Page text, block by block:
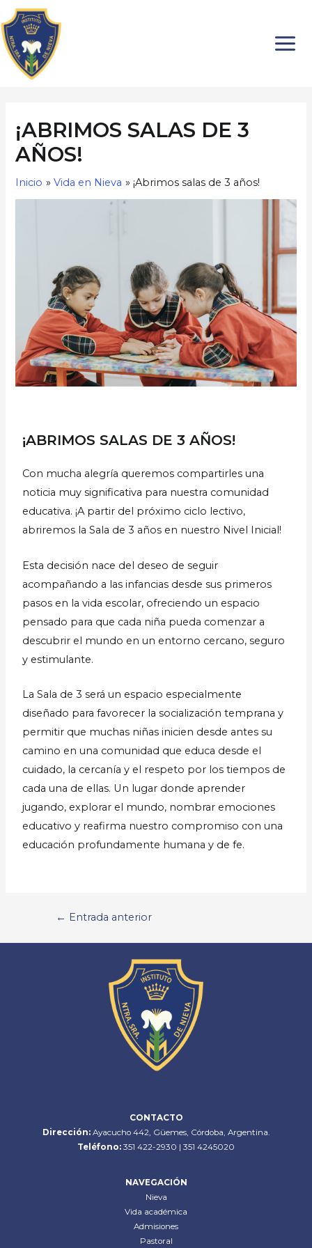
al
contenido
¡ABRIMOS SALAS DE 3
AÑOS!
Inicio Vida en Nieva ¡Abrimos salas de 3 años!
¡ABRIMOS SALAS DE 3 AÑOS!
Con mucha alegría queremos compartirles una
noticia muy significativa para nuestra comunidad
educativa. ¡A partir del próximo ciclo lectivo,
abriremos la Sala de 3 años en nuestro Nivel Inicial!
Esta decisión nace del deseo de seguir
acompañando a las infancias desde sus primeros
pasos en la vida escolar, ofreciendo un espacio
pensado para que cada niña pueda comenzar a
descubrir el mundo en un entorno cercano, seguro
y estimulante.
La Sala de 3 será un espacio especialmente
diseñado para favorecer la socialización temprana y
permitir que muchas niñas inicien desde antes su
camino en una comunidad que educa desde el
cuidado, la cercanía y el respeto por los tiempos de
cada una de ellas. Un lugar donde aprender
jugando, explorar el mundo, nombrar emociones
educativo y reafirma nuestro compromiso con una
educación profundamente humana y de fe.
Navegación
de
entradas
← Entrada anterior
CONTACTO
Dirección:Ayacucho 442, Güemes, Córdoba, Argentina.
Teléfono: 351 422-2930 | 351 4245020
NAVEGACIÓN
Nieva
Vida académica
Admisiones
Pastoral